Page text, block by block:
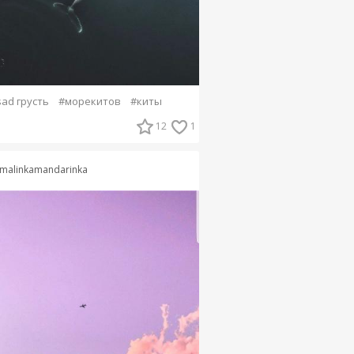
грусть #морекитов #киты
12 1